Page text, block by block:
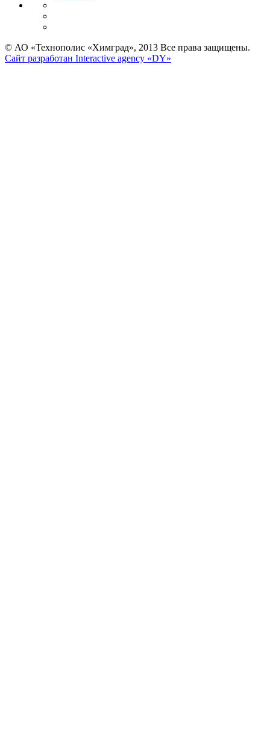
© АО «Технополис «Химград», 2013 Все права защищены.
Сайт разработан Interactive agency «DY»